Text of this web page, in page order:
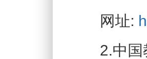
网址:
2.中国